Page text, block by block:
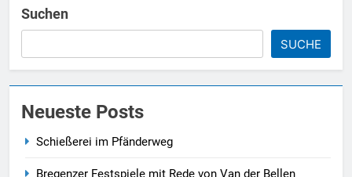
Suchen
SUCHE
Neueste Posts
Schießerei im Pfänderweg
Bregenzer Festspiele mit Rede von Van der Bellen